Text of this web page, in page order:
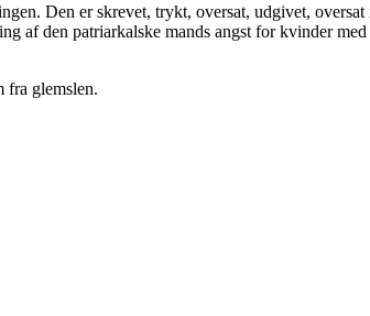
Den er skrevet, trykt, oversat, udgivet,
den patriarkalske mands angst for kvinder
fra glemslen.